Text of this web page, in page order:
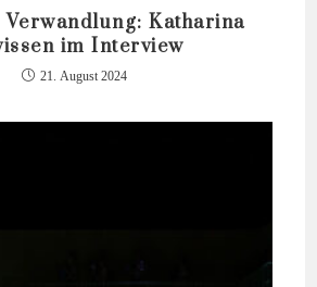
Katharina
im Interview
21. August 2024